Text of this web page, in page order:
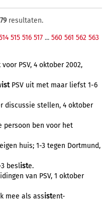
resultaten.
515 516 517 ... 560 561 562 563
PSV, 4 oktober 2002,
istPSV uit met maar liefst 1-6
discussie stellen, 4 oktober
persoon ben voor het
huis; 1-3 tegen Dortmund,
besliste.
van PSV, 1 oktober
mee als assistent-